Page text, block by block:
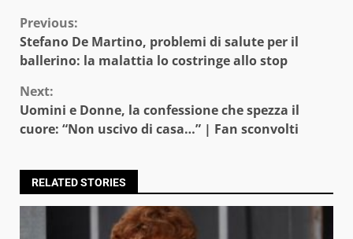
Continue
Reading
Previous:
Stefano De Martino, problemi di salute per il
ballerino: la malattia lo costringe allo stop
Next:
Uomini e Donne, la confessione che spezza il
cuore: “Non uscivo di casa…” | Fan sconvolti
RELATED STORIES